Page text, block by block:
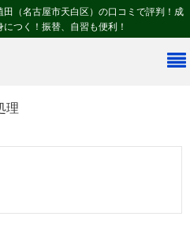
（名古屋市天白区）の口コミで評判！成
つく！振替、自習も便利！
理